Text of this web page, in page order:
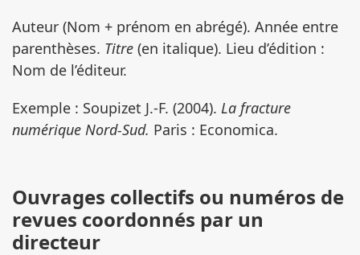
Auteur (Nom + prénom en abrégé). Année entre
parenthèses. Titre (en italique). Lieu d’édition :
Nom de l’éditeur.
Exemple : Soupizet J.-F. (2004). La fracture
numérique Nord-Sud. Paris : Economica.
Ouvrages collectifs ou numéros de
revues coordonnés par un
directeur